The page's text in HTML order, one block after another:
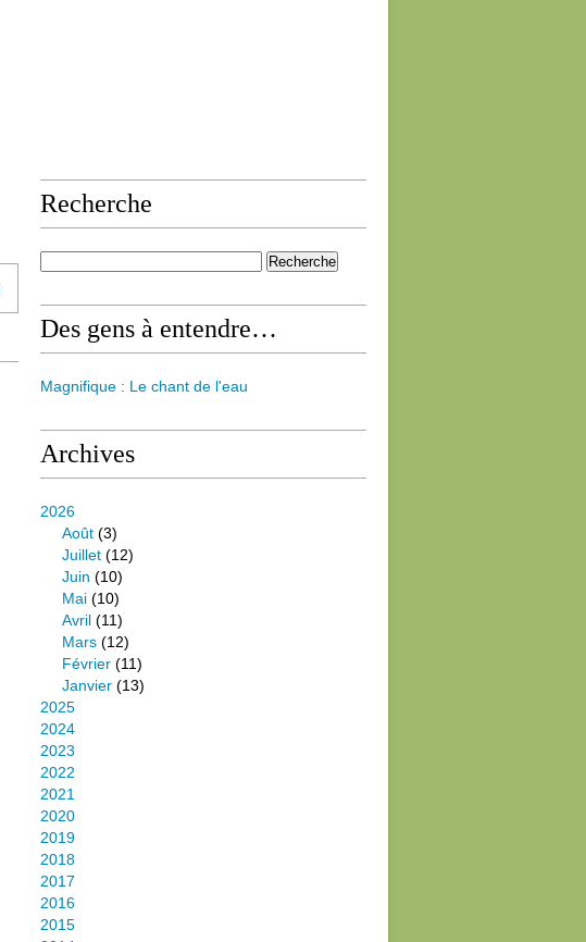
Recherche
Des gens à entendre…
Magnifique : Le chant de l'eau
Archives
2026
Août (3)
Juillet (12)
Juin (10)
Mai (10)
Avril (11)
Mars (12)
Février (11)
Janvier (13)
2025
2024
2023
2022
2021
2020
2019
2018
2017
2016
2015